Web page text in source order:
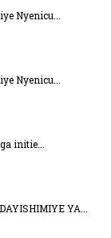
Nyenicu...
Nyenicu...
initie...
YA...